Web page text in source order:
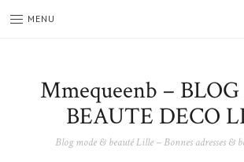
MENU
Mmequeenb –
BEAUTE DECO
Blog mode & beauté Lille – Bonnes adresses &